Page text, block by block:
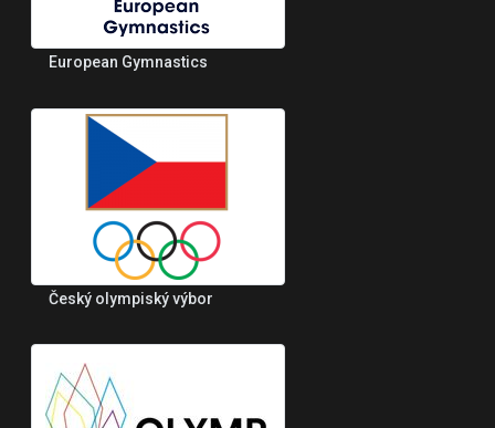
European Gymnastics
Český olympiský výbor